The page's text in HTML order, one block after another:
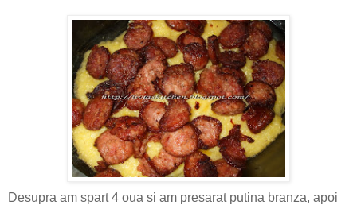
Desupra am spart 4 oua si am presarat putina branza, apoi